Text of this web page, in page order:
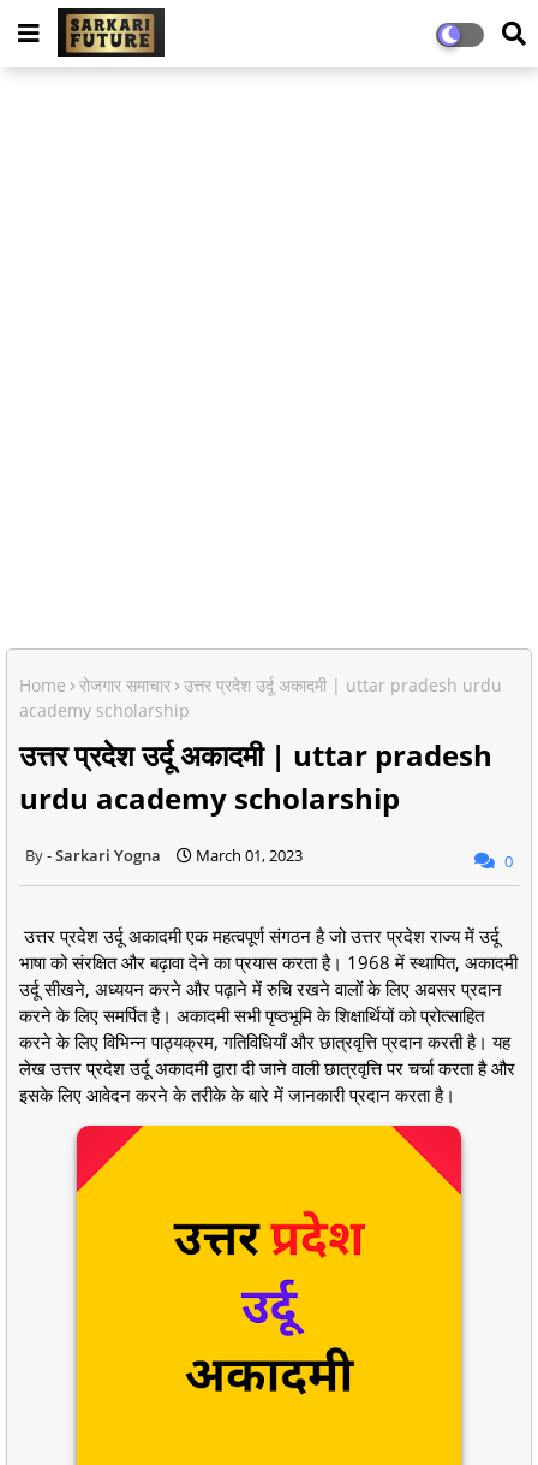
Home रोजगार समाचार उत्तर प्रदेश उर्दू अकादमी | uttar pradesh urdu
academy scholarship
उत्तर प्रदेश उर्दू अकादमी | uttar pradesh
urdu academy scholarship
Sarkari Yogna March 01, 2023 0
उत्तर प्रदेश उर्दू अकादमी एक महत्वपूर्ण संगठन है जो उत्तर प्रदेश राज्य में उर्दू
भाषा को संरक्षित और बढ़ावा देने का प्रयास करता है। 1968 में स्थापित, अकादमी
उर्दू सीखने, अध्ययन करने और पढ़ाने में रुचि रखने वालों के लिए अवसर प्रदान
करने के लिए समर्पित है। अकादमी सभी पृष्ठभूमि के शिक्षार्थियों को प्रोत्साहित
करने के लिए विभिन्न पाठ्यक्रम, गतिविधियाँ और छात्रवृत्ति प्रदान करती है। यह
लेख उत्तर प्रदेश उर्दू अकादमी द्वारा दी जाने वाली छात्रवृत्ति पर चर्चा करता है और
इसके लिए आवेदन करने के तरीके के बारे में जानकारी प्रदान करता है।